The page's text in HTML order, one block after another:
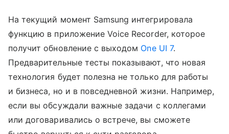
На текущий момент Samsung интегрировала
функцию в приложение Voice Recorder, которое
получит обновление с выходом One UI 7.
Предварительные тесты показывают, что новая
технология будет полезна не только для работы
и бизнеса, но и в повседневной жизни. Например,
если вы обсуждали важные задачи с коллегами
или договаривались о встрече, вы сможете